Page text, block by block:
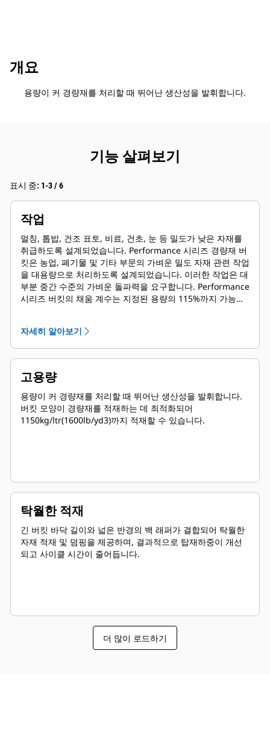
개요
용량이 커 경량재를 처리할 때 뛰어난 생산성을 발휘합니다.
기능 살펴보기
표시 중: 1-3 / 6
작업
멀칭, 톱밥, 건조 표토, 비료, 건초, 눈 등 밀도가 낮은 자재를
취급하도록 설계되었습니다. Performance 시리즈 경량재 버
킷은 농업, 폐기물 및 기타 부문의 가벼운 밀도 자재 관련 작업
을 대용량으로 처리하도록 설계되었습니다. 이러한 작업은 대
부분 중간 수준의 가벼운 돌파력을 요구합니다. Performance
시리즈 버킷의 채움 계수는 지정된 용량의 115%까지 가능합
자세히 알아보기
고용량
용량이 커 경량재를 처리할 때 뛰어난 생산성을 발휘합니다.
버킷 모양이 경량재를 적재하는 데 최적화되어
1150kg/ltr(1600lb/yd3)까지 적재할 수 있습니다.
탁월한 적재
긴 버킷 바닥 길이와 넓은 반경의 백 래퍼가 결합되어 탁월한
자재 적재 및 덤핑을 제공하며, 결과적으로 탑재하중이 개선
되고 사이클 시간이 줄어듭니다.
더 많이 로드하기